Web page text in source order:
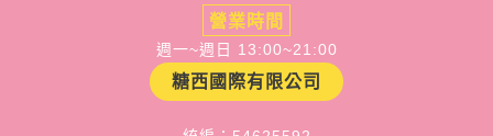
營業時間
週一~週日 13:00~21:00
糖西國際有限公司